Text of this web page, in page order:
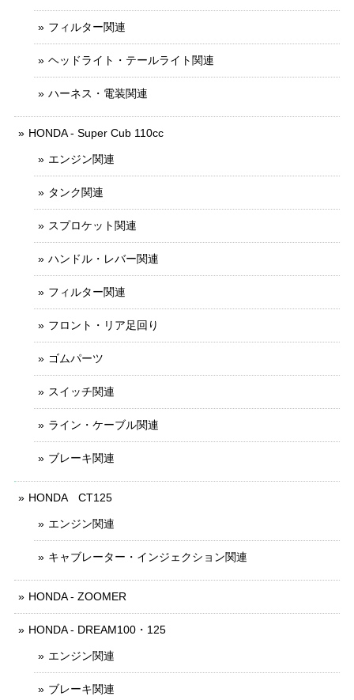
フィルター関連
ヘッドライト・テールライト関連
ハーネス・電装関連
HONDA - Super Cub 110cc
エンジン関連
タンク関連
スプロケット関連
ハンドル・レバー関連
フィルター関連
フロント・リア足回り
ゴムパーツ
スイッチ関連
ライン・ケーブル関連
ブレーキ関連
HONDA CT125
エンジン関連
キャブレーター・インジェクション関連
HONDA - ZOOMER
HONDA - DREAM100・125
エンジン関連
ブレーキ関連